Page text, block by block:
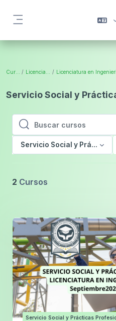
Servicio Social y
Buscar cursos
Buscar cursos
Servicio Social y Prácticas
2 Cursos
Servicio Social y Prácticas